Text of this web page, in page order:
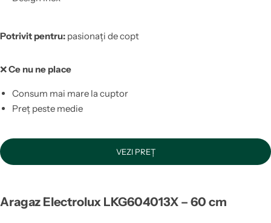
Potrivit pentru: pasionați de copt
❌Ce nu ne place
Consum mai mare la cuptor
Preț peste medie
VEZI PREȚ
Aragaz Electrolux LKG604013X – 60 cm